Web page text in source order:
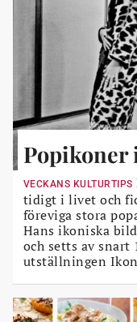
Popikoner
VECKANS KULTURTIPS
tidigt i livet och
föreviga stora
Hans ikoniska
och setts av snart
utställningen